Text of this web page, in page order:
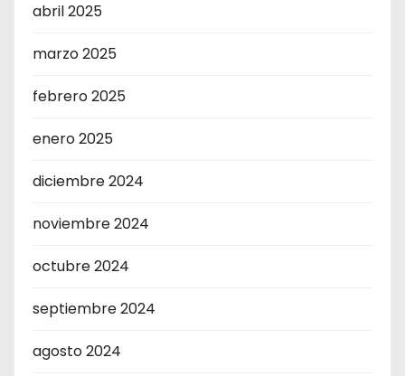
abril 2025
marzo 2025
febrero 2025
enero 2025
diciembre 2024
noviembre 2024
octubre 2024
septiembre 2024
agosto 2024